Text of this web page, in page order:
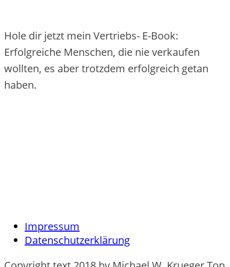
Hole dir jetzt mein Vertriebs- E-Book:
Erfolgreiche Menschen, die nie verkaufen
wollten, es aber trotzdem erfolgreich getan
haben.
Impressum
Datenschutzerklärung